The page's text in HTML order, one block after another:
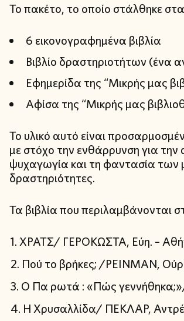
Το πακέτο, το οποίο στάλθηκε
6 εικονογραφημένα βιβλία
Βιβλίο δραστηριοτήτων (ένα
Εφημερίδα της “Μικρής μας
Αφίσα της “Μικρής μας
Το υλικό αυτό είναι
με στόχο την ενθάρρυνση για
ψυχαγωγία και τη φαντασία των
δραστηριότητες.
Τα βιβλία που περιλαμβάνονται
ΧΡΑΤΣ/ ΓΕΡΟΚΩΣΤΑ, Εύη. –
Πού το βρήκες; /ΡΕΙΝΜΑΝ,
Ο Πα ρωτά : «Πώς
Η Χρυσαλλίδα/ ΠΕΚΛΑΡ,